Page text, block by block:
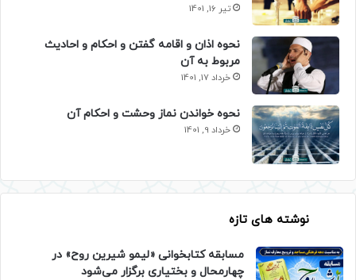
تیر 16, 1401
نحوه اذان و اقامه گفتن و احکام و احادیث
مربوط به آن
خرداد 17, 1401
نحوه خواندن نماز وحشت و احکام آن
خرداد 9, 1401
نوشته های تازه
مسابقه کتابخوانی «لیمو شیرین روح» در
چهارمحال و بختیاری برگزار می‌شود